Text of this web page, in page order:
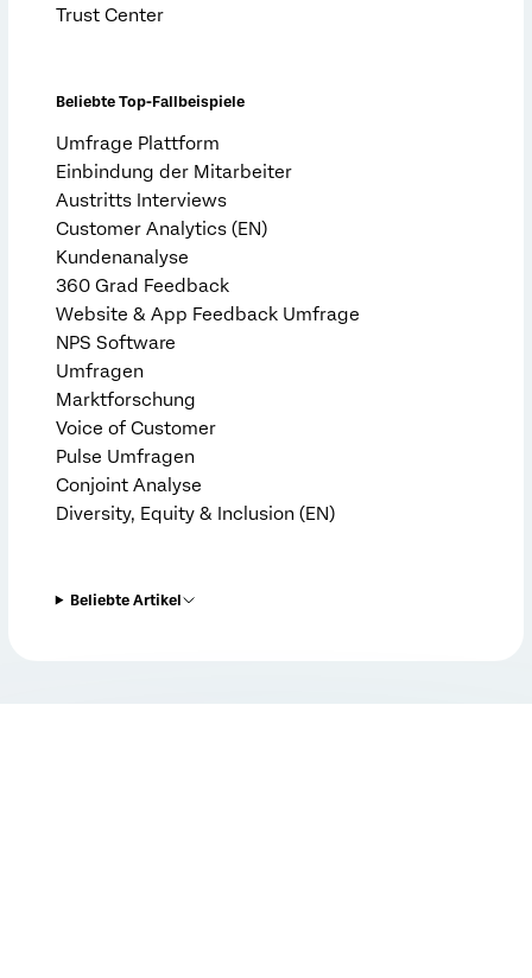
Trust Center
Beliebte Top-Fallbeispiele
Umfrage Plattform
Einbindung der Mitarbeiter
Austritts Interviews
Customer Analytics (EN)
Kundenanalyse
360 Grad Feedback
Website & App Feedback Umfrage
NPS Software
Umfragen
Marktforschung
Voice of Customer
Pulse Umfragen
Conjoint Analyse
Diversity, Equity & Inclusion (EN)
Beliebte Artikel